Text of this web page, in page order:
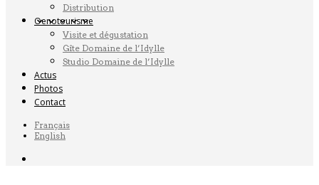
Distribution
Oenotourisme
Visite et dégustation
Gîte Domaine de l’Idylle
Studio Domaine de l’Idylle
Actus
Photos
Contact
Français
English